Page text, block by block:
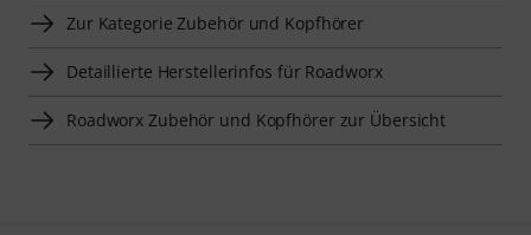
Zur Kategorie Zubehör und Kopfhörer
Detaillierte Herstellerinfos für Roadworx
Roadworx Zubehör und Kopfhörer zur Übersicht